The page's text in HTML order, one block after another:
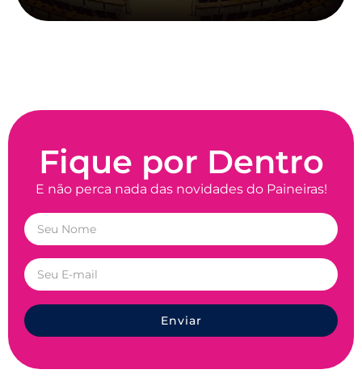
Fique por Dentro
E não perca nada das novidades do Paineiras!
Enviar